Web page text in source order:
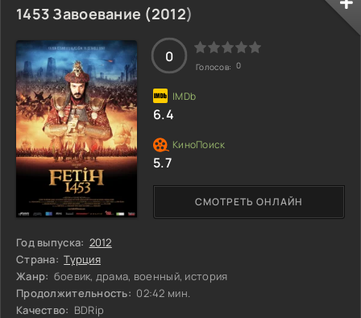
начинает называть его отцом. Но внезапное возвращение
Ильяса ставит все с ног на голову. Что произойдет с их
новой реальностью?
1453 Завоевание (2012)
Год выпуска: 2012
Страна: Турция
Жанр: боевик, драма, военный, история
Продолжительность: 02:42 мин.
Качество: BDRip
СМОТРЕТЬ ОНЛАЙН
0
Голосов: 0
6.4
5.7